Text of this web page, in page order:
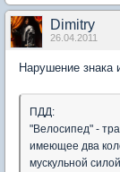
Dimitry
26.04.2011
Нарушение знака
ПДД:
"Велосипед" -
имеющее два
мускульной